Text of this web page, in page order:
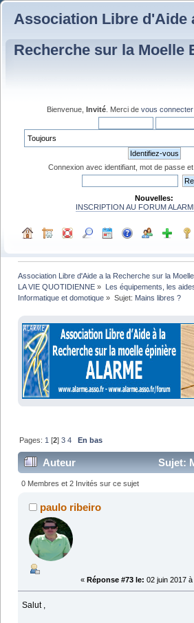
Association Libre d'Aide
Recherche sur la Moelle
Bienvenue, Invité . Merci de vous connecter
Connexion avec identifiant, mot de passe
Nouvelles:
INSCRIPTION AU FORUM
Association Libre d'Aide a la Recherche sur la
LA VIE QUOTIDIENNE » Les équipements, les
Informatique et domotique » Sujet: Mains libres ?
Pages: 1 [2]3 4 En bas
Auteur
Sujet:
131891 fois)
0 Membres et 2 Invités sur ce sujet
paulo ribeiro
« Réponse #73 le: 02 juin 2017
Salut ,